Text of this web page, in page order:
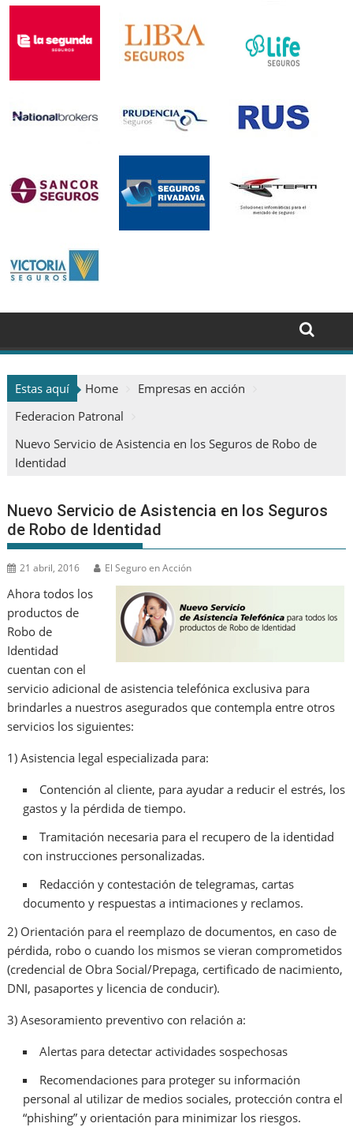
Estas aquí Home
Empresas en acción
Federacion Patronal
Nuevo Servicio de Asistencia en los Seguros de Robo de
Identidad
Nuevo Servicio de Asistencia en los Seguros
de Robo de Identidad
21 abril, 2016 El Seguro en Acción
Ahora todos los
productos de
Robo de
Identidad
cuentan con el
servicio adicional de asistencia telefónica exclusiva para
brindarles a nuestros asegurados que contempla entre otros
servicios los siguientes:
1) Asistencia legal especializada para:
Contención al cliente, para ayudar a reducir el estrés, los
gastos y la pérdida de tiempo.
Tramitación necesaria para el recupero de la identidad
con instrucciones personalizadas.
Redacción y contestación de telegramas, cartas
documento y respuestas a intimaciones y reclamos.
2) Orientación para el reemplazo de documentos, en caso de
pérdida, robo o cuando los mismos se vieran comprometidos
(credencial de Obra Social/Prepaga, certificado de nacimiento,
DNI, pasaportes y licencia de conducir).
3) Asesoramiento preventivo con relación a:
Alertas para detectar actividades sospechosas
Recomendaciones para proteger su información
personal al utilizar de medios sociales, protección contra el
“phishing” y orientación para minimizar los riesgos.